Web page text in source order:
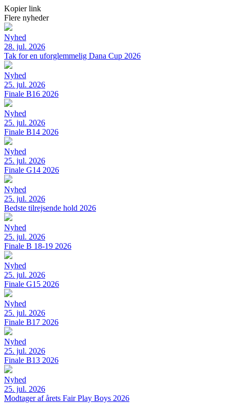
Kopier link
Flere nyheder
Nyhed
28. jul. 2026
Tak for en uforglemmelig Dana Cup 2026
Nyhed
25. jul. 2026
Finale B16 2026
Nyhed
25. jul. 2026
Finale B14 2026
Nyhed
25. jul. 2026
Finale G14 2026
Nyhed
25. jul. 2026
Bedste tilrejsende hold 2026
Nyhed
25. jul. 2026
Finale B 18-19 2026
Nyhed
25. jul. 2026
Finale G15 2026
Nyhed
25. jul. 2026
Finale B17 2026
Nyhed
25. jul. 2026
Finale B13 2026
Nyhed
25. jul. 2026
Modtager af årets Fair Play Boys 2026